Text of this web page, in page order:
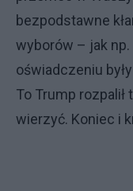
bezpodstawne
wyborów – jak
oświadczeniu
To Trump
wierzyć. Koniec i